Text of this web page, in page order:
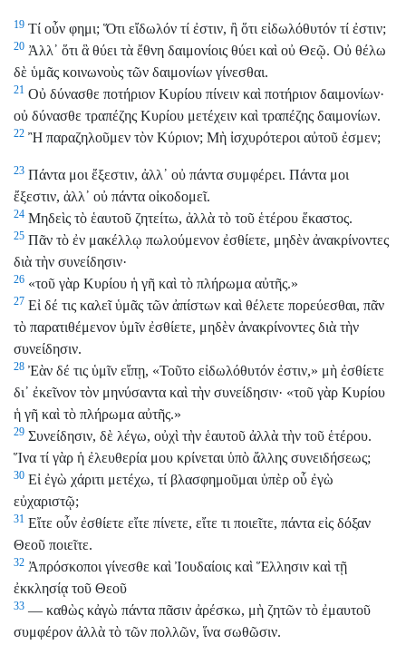
19 Τί οὖν φημι; Ὅτι εἴδωλόν τί ἐστιν, ἢ ὅτι εἰδωλόθυτόν τί ἐστιν;
20 Ἀλλ᾿ ὅτι ἃ θύει τὰ ἔθνη δαιμονίοις θύει καὶ οὐ Θεῷ. Οὐ θέλω
δὲ ὑμᾶς κοινωνοὺς τῶν δαιμονίων γίνεσθαι.
21 Οὐ δύνασθε ποτήριον Κυρίου πίνειν καὶ ποτήριον δαιμονίων·
οὐ δύνασθε τραπέζης Κυρίου μετέχειν καὶ τραπέζης δαιμονίων.
22 Ἢ παραζηλοῦμεν τὸν Κύριον; Μὴ ἰσχυρότεροι αὐτοῦ ἐσμεν;
23 Πάντα μοι ἔξεστιν, ἀλλ᾿ οὐ πάντα συμφέρει. Πάντα μοι
ἔξεστιν, ἀλλ᾿ οὐ πάντα οἰκοδομεῖ.
24 Μηδεὶς τὸ ἑαυτοῦ ζητείτω, ἀλλὰ τὸ τοῦ ἑτέρου ἕκαστος.
25 Πᾶν τὸ ἐν μακέλλῳ πωλούμενον ἐσθίετε, μηδὲν ἀνακρίνοντες
διὰ τὴν συνείδησιν·
26 «τοῦ γὰρ Κυρίου ἡ γῆ καὶ τὸ πλήρωμα αὐτῆς.»
27 Εἰ δέ τις καλεῖ ὑμᾶς τῶν ἀπίστων καὶ θέλετε πορεύεσθαι, πᾶν
τὸ παρατιθέμενον ὑμῖν ἐσθίετε, μηδὲν ἀνακρίνοντες διὰ τὴν
συνείδησιν.
28 Ἐὰν δέ τις ὑμῖν εἴπῃ, «Τοῦτο εἰδωλόθυτόν ἐστιν,» μὴ ἐσθίετε
δι᾿ ἐκεῖνον τὸν μηνύσαντα καὶ τὴν συνείδησιν· «τοῦ γὰρ Κυρίου
ἡ γῆ καὶ τὸ πλήρωμα αὐτῆς.»
29 Συνείδησιν, δὲ λέγω, οὐχὶ τὴν ἑαυτοῦ ἀλλὰ τὴν τοῦ ἑτέρου.
Ἵνα τί γὰρ ἡ ἐλευθερία μου κρίνεται ὑπὸ ἄλλης συνειδήσεως;
30 Εἰ ἐγὼ χάριτι μετέχω, τί βλασφημοῦμαι ὑπὲρ οὗ ἐγὼ
εὐχαριστῷ;
31 Εἴτε οὖν ἐσθίετε εἴτε πίνετε, εἴτε τι ποιεῖτε, πάντα εἰς δόξαν
Θεοῦ ποιεῖτε.
32 Ἀπρόσκοποι γίνεσθε καὶ Ἰουδαίοις καὶ Ἕλλησιν καὶ τῇ
ἐκκλησίᾳ τοῦ Θεοῦ
33 — καθὼς κἀγὼ πάντα πᾶσιν ἀρέσκω, μὴ ζητῶν τὸ ἐμαυτοῦ
συμφέρον ἀλλὰ τὸ τῶν πολλῶν, ἵνα σωθῶσιν.